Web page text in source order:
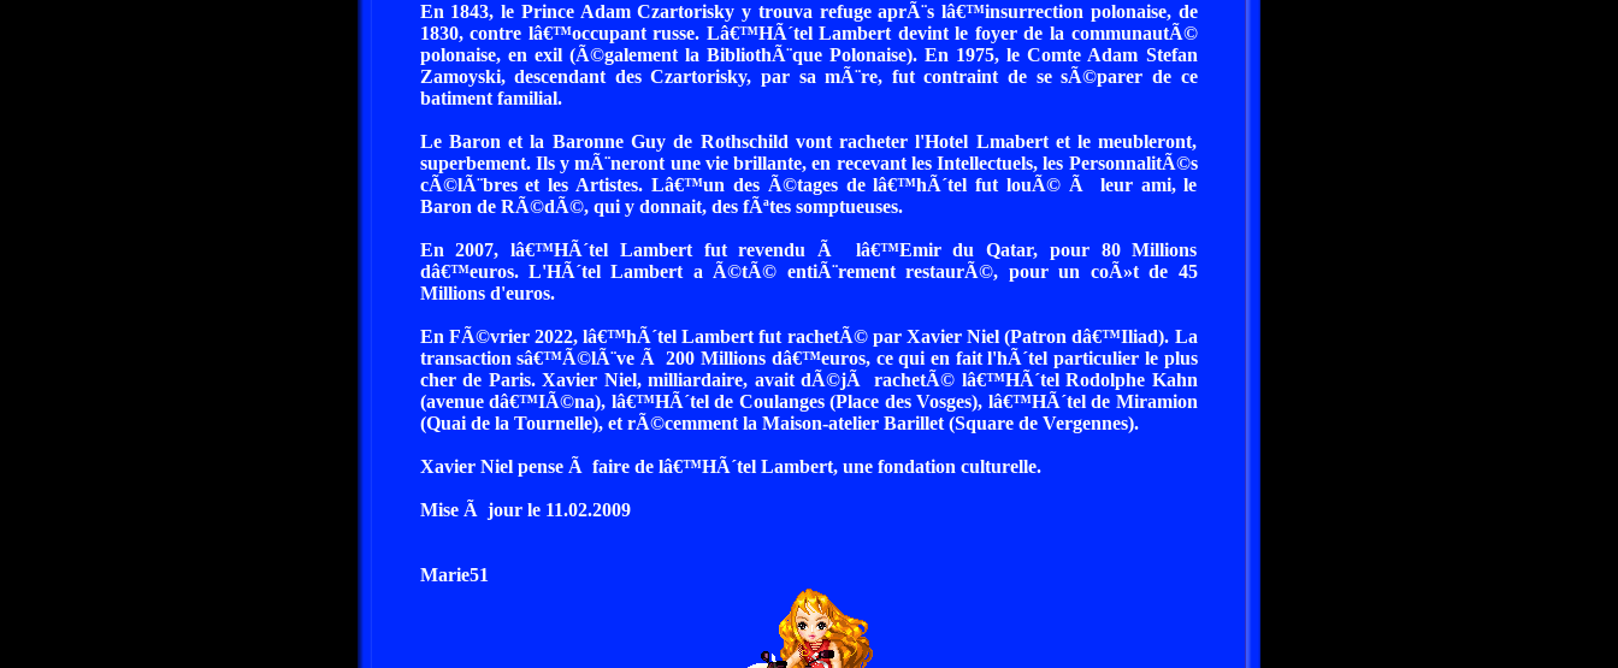
En 1843, le Prince Adam Czartorisky y trouva refuge aprÃ¨s lâ€™insurrection polonaise, de
1830, contre lâ€™occupant russe. Lâ€™HÃ´tel Lambert devint le foyer de la communautÃ©
polonaise, en exil (Ã©galement la BibliothÃ¨que Polonaise). En 1975, le Comte Adam Stefan
Zamoyski, descendant des Czartorisky, par sa mÃ¨re, fut contraint de se sÃ©parer de ce
batiment familial.
Le Baron et la Baronne Guy de Rothschild vont racheter l'Hotel Lmabert et le meubleront,
superbement. Ils y mÃ¨neront une vie brillante, en recevant les Intellectuels, les PersonnalitÃ©s
cÃ©lÃ¨bres et les Artistes. Lâ€™un des Ã©tages de lâ€™hÃ´tel fut louÃ© Ã leur ami, le
Baron de RÃ©dÃ©, qui y donnait, des fÃªtes somptueuses.
En 2007, lâ€™HÃ´tel Lambert fut revendu Ã lâ€™Emir du Qatar, pour 80 Millions
dâ€™euros. L'HÃ´tel Lambert a Ã©tÃ© entiÃ¨rement restaurÃ©, pour un coÃ»t de 45
Millions d'euros.
En FÃ©vrier 2022, lâ€™hÃ´tel Lambert fut rachetÃ© par Xavier Niel (Patron dâ€™Iliad). La
transaction sâ€™Ã©lÃ¨ve Ã 200 Millions dâ€™euros, ce qui en fait l'hÃ´tel particulier le plus
cher de Paris. Xavier Niel, milliardaire, avait dÃ©jÃ rachetÃ© lâ€™HÃ´tel Rodolphe Kahn
(avenue dâ€™IÃ©na), lâ€™HÃ´tel de Coulanges (Place des Vosges), lâ€™HÃ´tel de Miramion
(Quai de la Tournelle), et rÃ©cemment la Maison-atelier Barillet (Square de Vergennes).
Xavier Niel pense Ã faire de lâ€™HÃ´tel Lambert, une fondation culturelle.
Mise Ã jour le 11.02.2009
Marie51